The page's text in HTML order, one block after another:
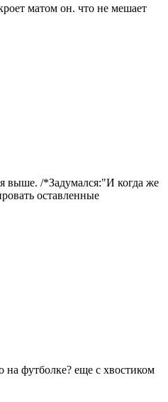
матом он. что не мешает
выше. /*Задумался:"И когда же
оставленные
на футболке? еще с хвостиком